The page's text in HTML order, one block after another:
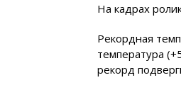
На кадрах
Рекордная
температура
рекорд